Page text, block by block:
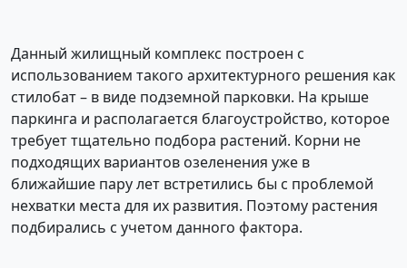
Данный жилищный комплекс построен с
использованием такого архитектурного решения как
стилобат – в виде подземной парковки. На крыше
паркинга и располагается благоустройство, которое
требует тщательно подбора растений. Корни не
подходящих вариантов озеленения уже в
ближайшие пару лет встретились бы с проблемой
нехватки места для их развития. Поэтому растения
подбирались с учетом данного фактора.